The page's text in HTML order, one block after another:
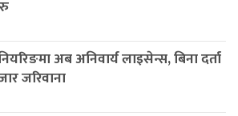
अब अनिवार्य लाइसेन्स, बिना दर्ता
जरिवाना